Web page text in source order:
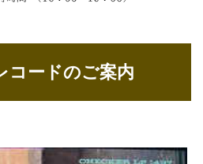
コードのご案内